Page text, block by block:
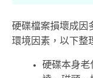
硬碟檔案損壞成因
環境因素，以下整
硬碟本身老